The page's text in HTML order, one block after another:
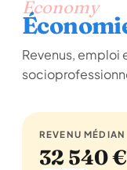
Economy
Revenus, emploi
REVENU MÉDIAN
32 540 €